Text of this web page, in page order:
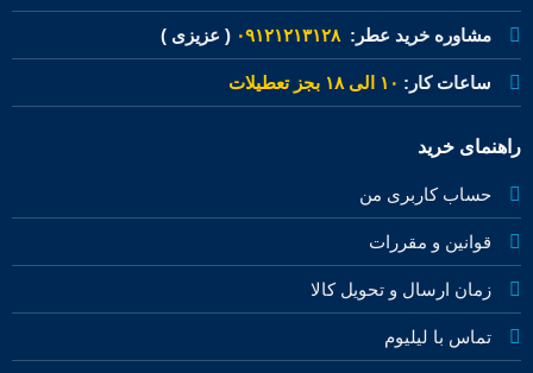
مشاوره خرید عطر:۰۹۱۲۱۲۱۳۱۲۸ ( عزیزی )
ساعات کار: ۱۰ الی ۱۸ بجز تعطیلات
راهنمای خرید
حساب کاربری من
قوانین و مقررات
زمان ارسال و تحویل کالا
تماس با لیلیوم